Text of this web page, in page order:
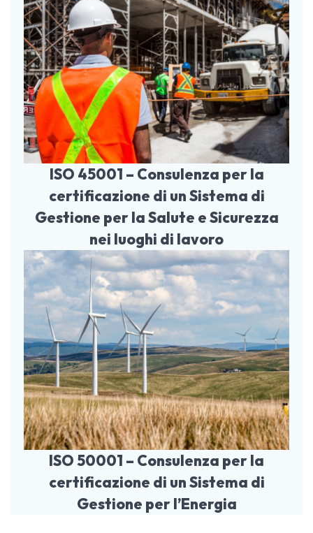
ISO 45001 – Consulenza per la
certificazione di un Sistema di
Gestione per la Salute e Sicurezza
nei luoghi di lavoro
ISO 50001 – Consulenza per la
certificazione di un Sistema di
Gestione per l’Energia